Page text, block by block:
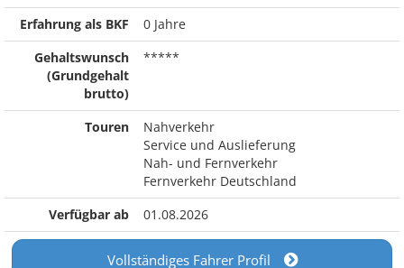
Erfahrung als BKF
0 Jahre
Gehaltswunsch
(Grundgehalt
brutto)
*****
Touren
Nahverkehr
Service und Auslieferung
Nah- und Fernverkehr
Fernverkehr Deutschland
Verfügbar ab
01.08.2026
Vollständiges Fahrer Profil